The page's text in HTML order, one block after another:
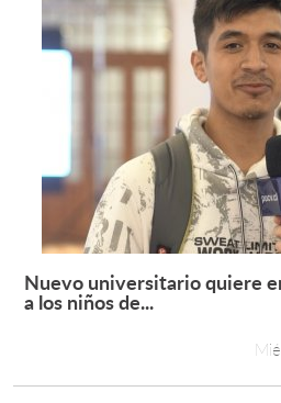
Nuevo universitario quiere
a los niños de...